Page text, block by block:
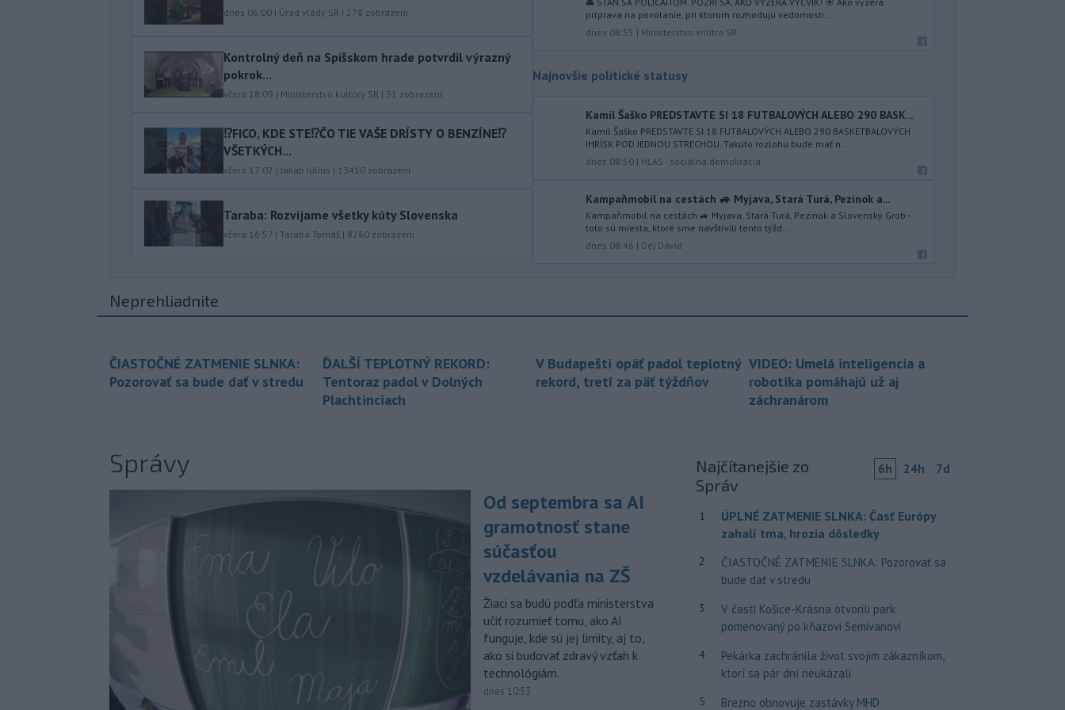
čoskoro, uviedol v piatok pre agentúru
Reuters nemenovaný americký
- Úrady vo východnej Číne v
lokality v reakcii na tajfún
Dolphin, ktorý sa blíži k pevnine. TASR
o tom informuje na základe správy
Arnaldi vypadol na turnaji ATP
v Montreale už v 3.
piatok oznámila, že preverí, či sa v
zásielkach oxidu kobaltnatého
16:08 - Slovenská polícia prispela k
objasneniu prípadu prevádzačstva,
ktorý sa podarilo ukončiť
právoplatným odsúdením páchateľa v
Maďarsku.
15:21 - Piatkový požiar v
bratislavskej rafinérii Slovnaft je
pod kontrolou. Príčina jeho vzniku
bude predmetom vyšetrovania. Pre
TASR to potvrdil hovorca rafinérie
Anton Molnár.
dnes 06:00 | Úrad vlády SR | 278 zobrazení
Kontrolný deň na Spišskom hrade potvrdil výrazný
pokrok...
včera 18:09 | Ministerstvo kultúry SR | 31 zobrazení
⁉️FICO, KDE STE⁉️ČO TIE VAŠE DRÍSTY O BENZÍNE⁉️
VŠETKÝCH...
včera 17:02 |Jakab Július | 13410 zobrazení
Taraba: Rozvíjame všetky kúty Slovenska
včera 16:57 | Taraba Tomáš | 8260 zobrazení
príprava na povolanie, pri ktorom rozhodujú vedomosti...
dnes 08:55 | Ministerstvo vnútra SR
Najnovšie politické statusy
Kamil Šaško PREDSTAVTE SI 18 FUTBALOVÝCH ALEBO 290 BASK...
Kamil Šaško PREDSTAVTE SI 18 FUTBALOVÝCH ALEBO 290 BASKETBALOVÝCH
IHRÍSK POD JEDNOU STRECHOU. Takúto rozlohu bude mať n...
dnes 08:50 | HLAS - sociálna demokracia
Kampaňmobil na cestách 🚙 Myjava, Stará Turá, Pezinok a...
Kampaňmobil na cestách 🚙 Myjava, Stará Turá, Pezinok a Slovenský Grob -
toto sú miesta, ktoré sme navštívili tento týžd...
dnes 08:46 | Dej Dávid
Neprehliadnite
ČIASTOČNÉ ZATMENIE SLNKA:
Pozorovať sa bude dať v stredu
ĎALŠÍ TEPLOTNÝ REKORD:
Tentoraz padol v Dolných
Plachtinciach
V Budapešti opäť padol teplotný
rekord, tretí za päť týždňov
VIDEO: Umelá inteligencia a
robotika pomáhajú už aj
záchranárom
Správy
Od septembra sa AI
gramotnosť stane
súčasťou
vzdelávania na ZŠ
Žiaci sa budú podľa ministerstva
učiť rozumieť tomu, ako AI
funguje, kde sú jej limity, aj to,
ako si budovať zdravý vzťah k
technológiám.
dnes 10:53
Najčítanejšie zo
Správ
6h 24h 7d
1
ÚPLNÉ ZATMENIE SLNKA: Časť Európy
zahalí tma, hrozia dôsledky
2
ČIASTOČNÉ ZATMENIE SLNKA: Pozorovať sa
bude dať v stredu
3
V časti Košice-Krásna otvorili park
pomenovaný po kňazovi Semivanovi
4
Pekárka zachránila život svojim zákazníkom,
ktorí sa pár dní neukázali
5 Brezno obnovuje zastávky MHD